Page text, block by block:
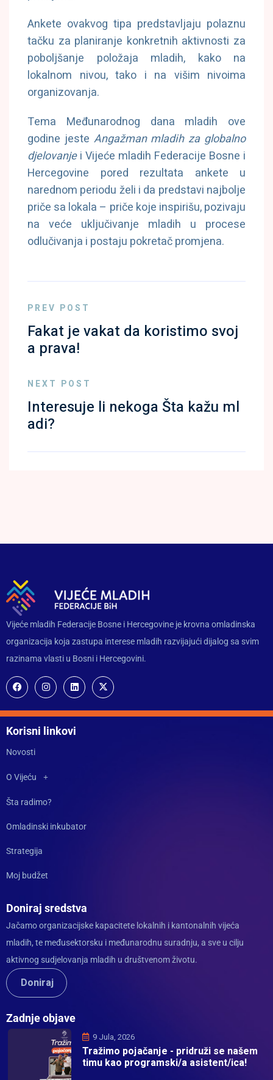
Ankete ovakvog tipa predstavljaju polaznu
tačku za planiranje konkretnih aktivnosti za
poboljšanje položaja mladih, kako na
lokalnom nivou, tako i na višim nivoima
organizovanja.
Tema Međunarodnog dana mladih ove
godine jeste Angažman mladih za globalno
djelovanjei Vijeće mladih Federacije Bosne i
Hercegovine pored rezultata ankete u
narednom periodu želi i da predstavi najbolje
priče sa lokala – priče koje inspirišu, pozivaju
na veće uključivanje mladih u procese
odlučivanja i postaju pokretač promjena.
PREV POST
Fakat je vakat da koristimo svoj
a prava!
NEXT POST
Interesuje li nekoga Šta kažu ml
adi?
Vijeće mladih Federacije Bosne i Hercegovine je krovna omladinska
organizacija koja zastupa interese mladih razvijajući dijalog sa svim
razinama vlasti u Bosni i Hercegovini.
Korisni linkovi
Novosti
O Vijeću
Šta radimo?
Omladinski inkubator
Strategija
Moj budžet
Doniraj sredstva
Jačamo organizacijske kapacitete lokalnih i kantonalnih vijeća
mladih, te međusektorsku i međunarodnu suradnju, a sve u cilju
aktivnog sudjelovanja mladih u društvenom životu.
Doniraj
Zadnje objave
9 Jula, 2026
Tražimo pojačanje - pridruži se našem
timu kao programski/a asistent/ica!